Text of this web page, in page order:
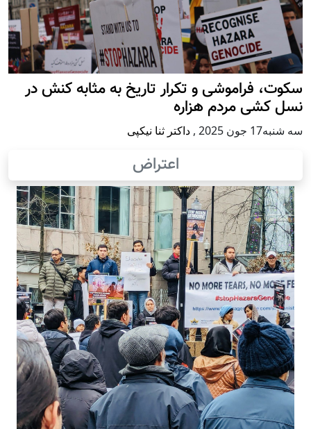
سکوت، فراموشی و تکرار تاريخ به مثابه کنش در
نسل کشی مردم هزاره
سه شنبه17 جون 2025 , داکتر ثنا نیکپی
اعتراض